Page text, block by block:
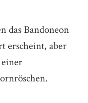
das Bandoneon
erscheint, aber